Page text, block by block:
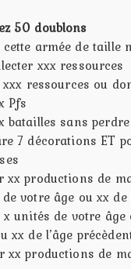
50 doublons
armée de taille
xxx ressources
ressources ou
Pfs
batailles sans
7 décorations ET
xx productions de
votre âge ou xx
unités de votre âge
xx de l’âge
xx productions de